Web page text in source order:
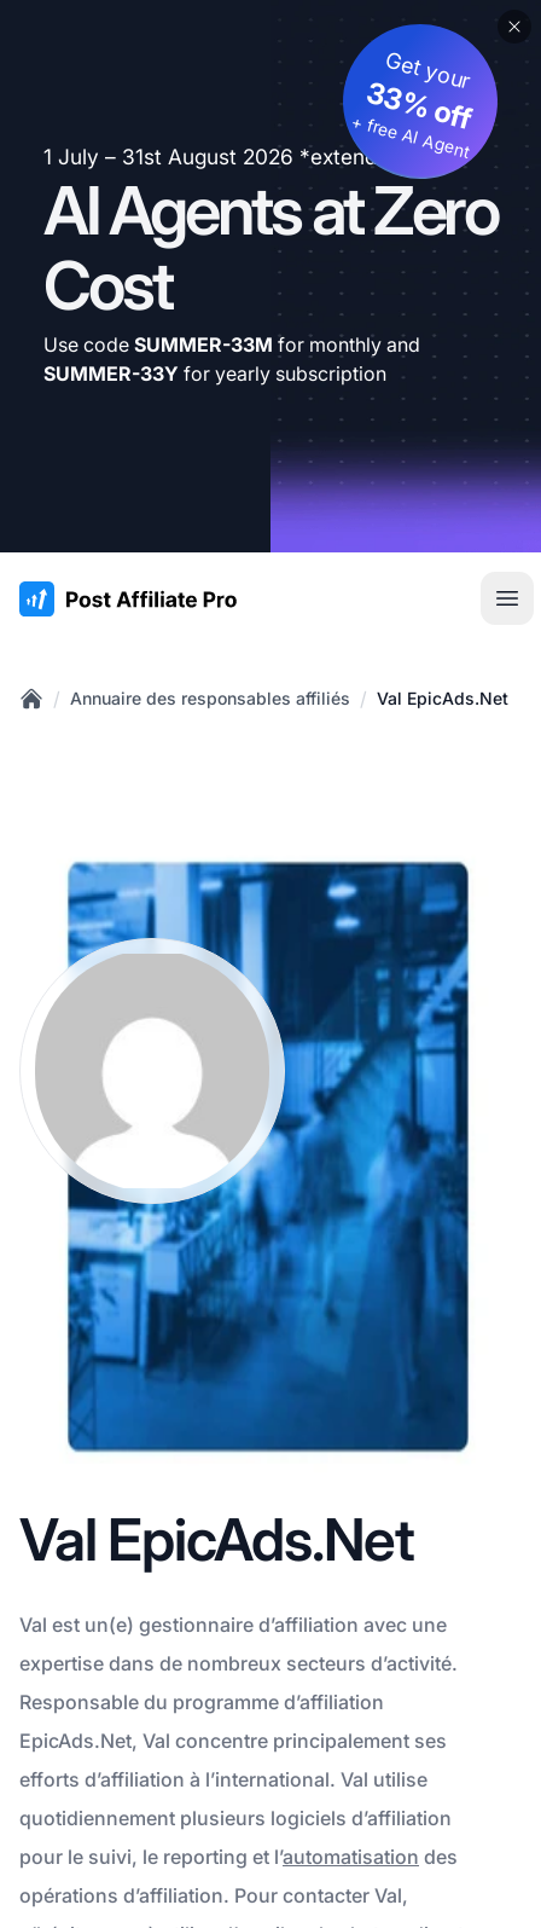
1 July – 31st August 2026 *extended
AI Agents at Zero
Cost
Get your
33% off
+ free AI Agent
Use code SUMMER-33M for monthly and
SUMMER-33Y for yearly subscription
:site.title
/ Annuaire des responsables affiliés / Val EpicAds.Net
Val EpicAds.Net
Val est un(e) gestionnaire d’affiliation avec une
expertise dans de nombreux secteurs d’activité.
Responsable du programme d’affiliation
EpicAds.Net, Val concentre principalement ses
efforts d’affiliation à l’international. Val utilise
quotidiennement plusieurs logiciels d’affiliation
pour le suivi, le reporting et l’automatisation des
opérations d’affiliation. Pour contacter Val,